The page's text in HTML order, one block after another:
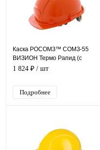
Каска РОСОМЗ™ СОМЗ-55
ВИЗИОН Термо Рапид (с
храповиком), оранжевый 79714
1 824 ₽ / шт
Подробнее